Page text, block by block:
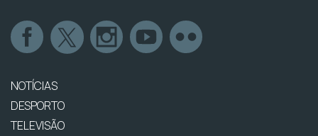
NOTÍCIAS
DESPORTO
TELEVISÃO